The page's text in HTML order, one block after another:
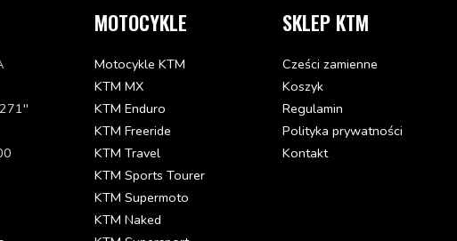
MOTOCYKLE
Motocykle KTM
KTM MX
KTM Enduro
KTM Freeride
KTM Travel
KTM Sports Tourer
KTM Supermoto
KTM Naked
SKLEP KTM
Cześci zamienne
Koszyk
Regulamin
Polityka prywatności
Kontakt